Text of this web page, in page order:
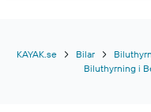
KAYAK.se Bilar
Biluthyrning i